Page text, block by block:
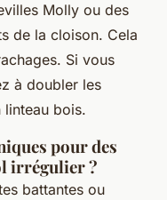
Molly ou des
de la cloison. Cela
Si vous
à doubler les
bois.
pour des
irrégulier ?
battantes ou